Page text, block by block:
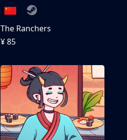
The Ranchers
¥ 85